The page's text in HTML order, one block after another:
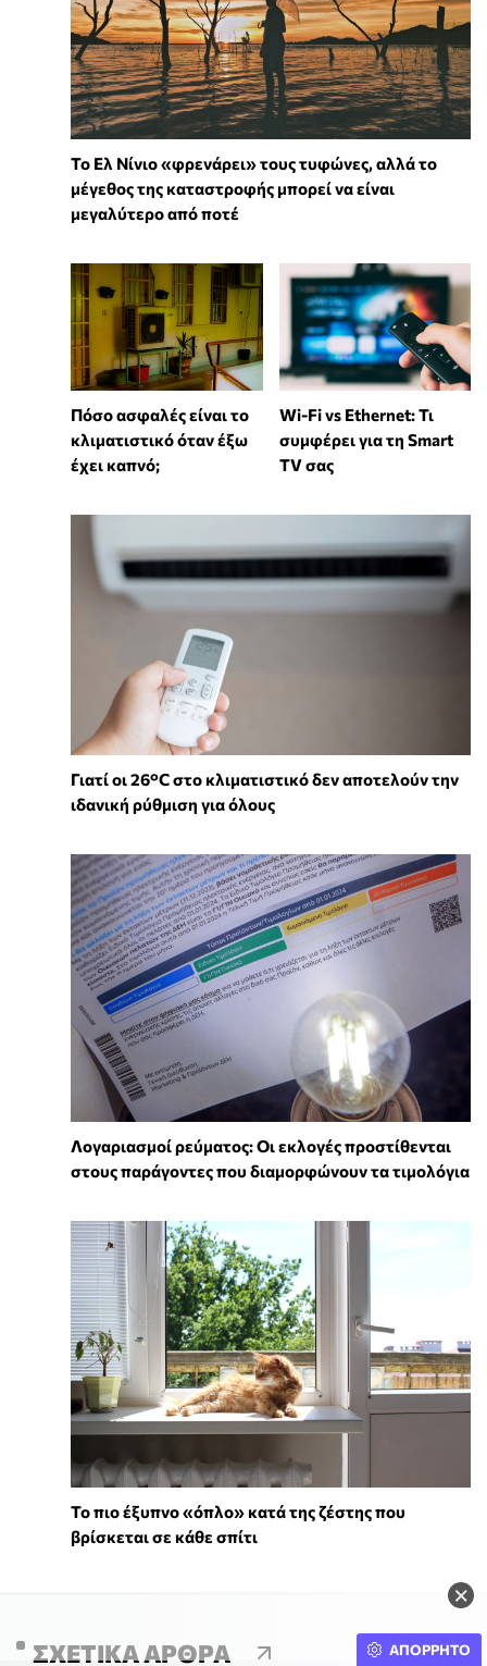
×
Το Ελ Νίνιο «φρενάρει» τους τυφώνες, αλλά το
μέγεθος της καταστροφής μπορεί να είναι
μεγαλύτερο από ποτέ
Πόσο ασφαλές είναι το
κλιματιστικό όταν έξω
έχει καπνό;
Wi-Fi vs Ethernet: Τι
συμφέρει για τη Smart
TV σας
Γιατί οι 26°C στο κλιματιστικό δεν αποτελούν την
ιδανική ρύθμιση για όλους
Λογαριασμοί ρεύματος: Οι εκλογές προστίθενται
στους παράγοντες που διαμορφώνουν τα τιμολόγια
To πιο έξυπνο «όπλο» κατά της ζέστης που
βρίσκεται σε κάθε σπίτι
ΣΧΕΤΙΚΆ ΆΡΘΡΑ ΑΠΟΡΡΗΤΟ